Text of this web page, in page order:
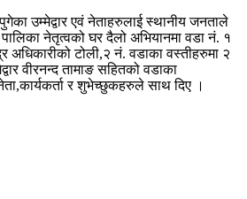
उम्मेद्वार एवं नेताहरुलाई स्थानीय जनताले
नेतृत्वको घर दैलो अभियानमा वडा नं. १
अधिकारीको टोली,२ नं. वडाका वस्तीहरुमा २
वीरनन्द तामाङ सहितको वडाका
नेता,कार्यकर्ता र शुभेच्छुकहरुले साथ दिए ।